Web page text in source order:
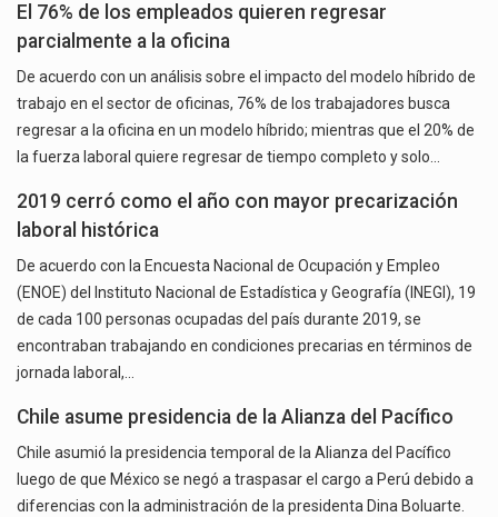
El 76% de los empleados quieren regresar
parcialmente a la oficina
De acuerdo con un análisis sobre el impacto del modelo híbrido de
trabajo en el sector de oficinas, 76% de los trabajadores busca
regresar a la oficina en un modelo híbrido; mientras que el 20% de
la fuerza laboral quiere regresar de tiempo completo y solo…
2019 cerró como el año con mayor precarización
laboral histórica
De acuerdo con la Encuesta Nacional de Ocupación y Empleo
(ENOE) del Instituto Nacional de Estadística y Geografía (INEGI), 19
de cada 100 personas ocupadas del país durante 2019, se
encontraban trabajando en condiciones precarias en términos de
jornada laboral,…
Chile asume presidencia de la Alianza del Pacífico
Chile asumió la presidencia temporal de la Alianza del Pacífico
luego de que México se negó a traspasar el cargo a Perú debido a
diferencias con la administración de la presidenta Dina Boluarte.